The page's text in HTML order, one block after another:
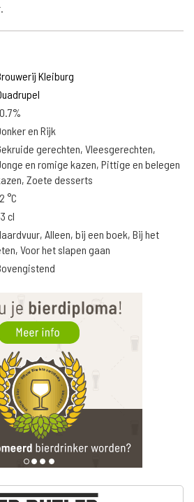
Kleiburg
en Rijk
gerechten, Vleesgerechten,
en romige kazen, Pittige en belegen
Zoete desserts
°C
cl
Alleen, bij een boek, Bij het
Voor het slapen gaan